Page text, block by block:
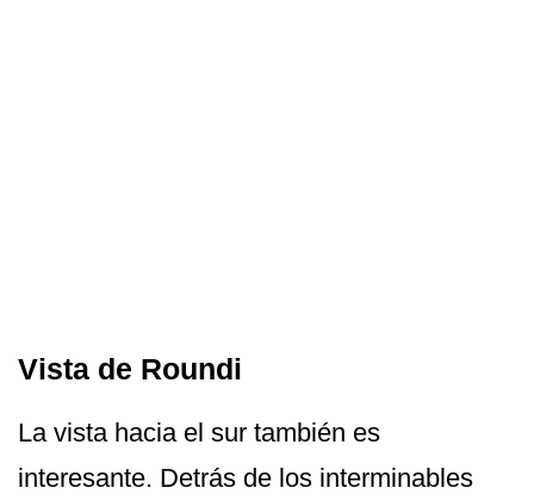
Vista de Roundi
La vista hacia el sur también es
interesante. Detrás de los interminables